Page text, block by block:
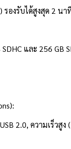
องรับได้สูงสุด 2 นา
และ 256 GB
2.0, ความเร็วสู